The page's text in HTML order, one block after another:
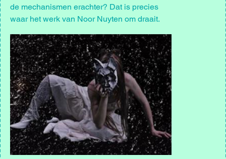
de mechanismen erachter? Dat is precies
waar het werk van Noor Nuyten om draait.
Afbeelding